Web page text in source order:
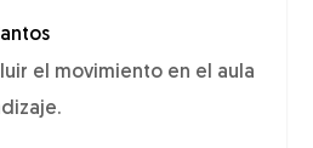
el movimiento en el aula